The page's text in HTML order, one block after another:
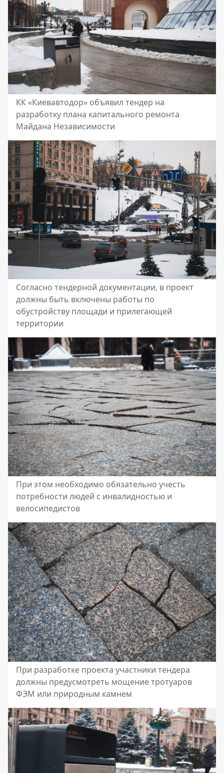
КК «Киевавтодор» объявил тендер на
разработку плана капитального ремонта
Майдана Независимости
Согласно тендерной документации, в проект
должны быть включены работы по
обустройству площади и прилегающей
территории
При этом необходимо обязательно учесть
потребности людей с инвалидностью и
велосипедистов
При разработке проекта участники тендера
должны предусмотреть мощение тротуаров
ФЭМ или природным камнем